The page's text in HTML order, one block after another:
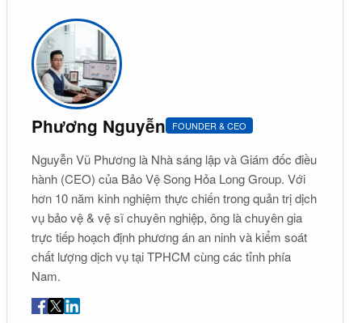
Phương Nguyễn FOUNDER & CEO
Nguyễn Vũ Phương là Nhà sáng lập và Giám đốc điều
hành (CEO) của Bảo Vệ Song Hỏa Long Group. Với
hơn 10 năm kinh nghiệm thực chiến trong quản trị dịch
vụ bảo vệ & vệ sĩ chuyên nghiệp, ông là chuyên gia
trực tiếp hoạch định phương án an ninh và kiểm soát
chất lượng dịch vụ tại TPHCM cùng các tỉnh phía
Nam.